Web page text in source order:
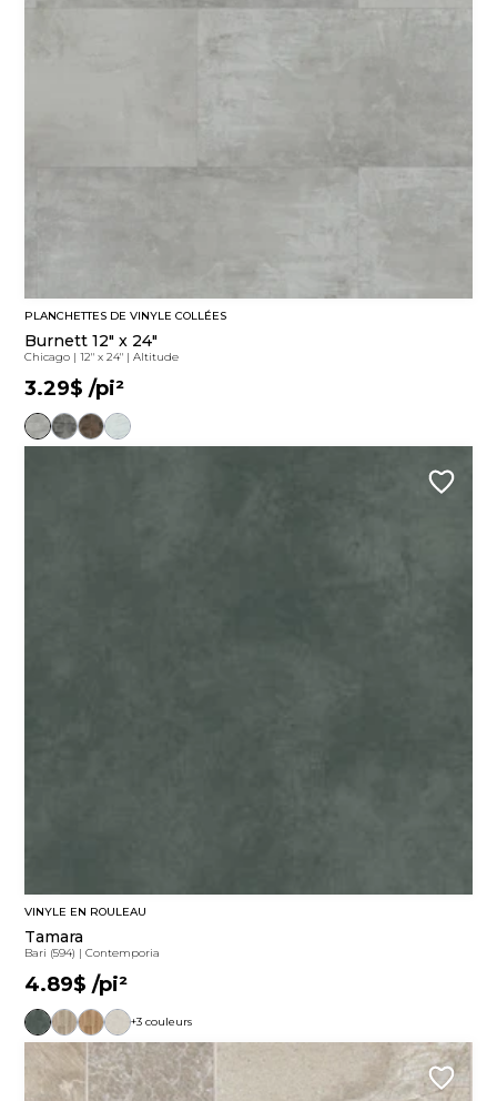
PLANCHETTES DE VINYLE COLLÉES
Burnett 12" x 24"
Chicago |12" x 24" |Altitude
3.29$ /pi²
VINYLE EN ROULEAU
Tamara
Bari (594) |Contemporia
4.89$ /pi²
+3 couleurs